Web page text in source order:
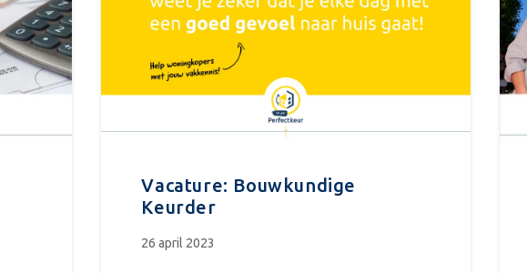
Vacature: Bouwkundige
Keurder
26 april 2023